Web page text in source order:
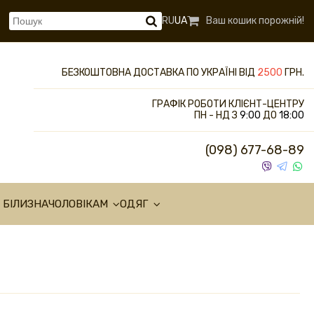
RUUA Ваш кошик порожній!
БЕЗКОШТОВНА ДОСТАВКА ПО УКРАЇНІ ВІД 2500 ГРН.
ГРАФІК РОБОТИ КЛІЄНТ-ЦЕНТРУ
ПН - НД З 9:00 ДО 18:00
(098) 677-68-89
ЧОЛОВІКАМ ОДЯГ